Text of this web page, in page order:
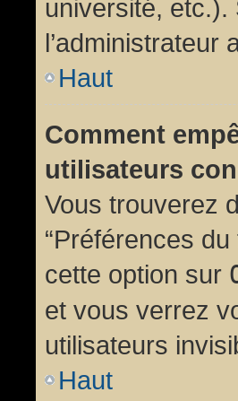
université,
l’administrateur
Haut
Comment
utilisateurs
Vous trouverez
“Préférences
cette option sur
et vous verrez
utilisateurs
Haut